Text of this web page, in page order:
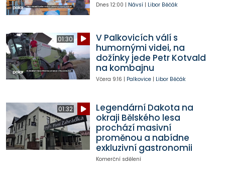
Dnes 12:00 | Návsí| Libor Běčák
01:30
V Palkovicích válí s
humornými videi, na
dožínky jede Petr Kotvald
na kombajnu
Včera 9:16 | Palkovice| Libor Běčák
01:32
Legendární Dakota na
okraji Bělského lesa
prochází masivní
proměnou a nabídne
exkluzivní gastronomii
Komerční sdělení